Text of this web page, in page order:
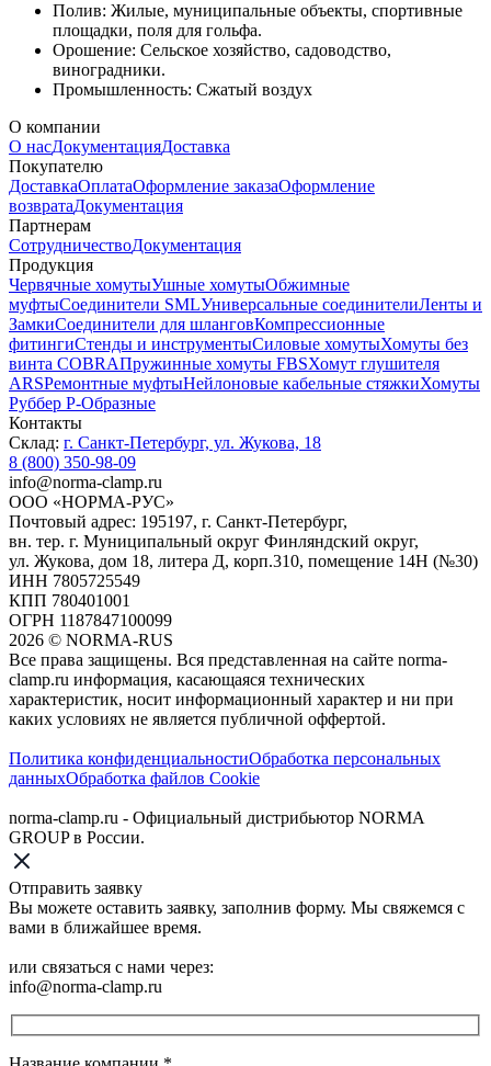
Полив: Жилые, муниципальные объекты, спортивные
площадки, поля для гольфа.
Орошение: Сельское хозяйство, садоводство,
виноградники.
Промышленность: Сжатый воздух
О компании
О насДокументацияДоставка
Покупателю
ДоставкаОплатаОформление заказаОформление
возвратаДокументация
Партнерам
СотрудничествоДокументация
Продукция
Червячные хомутыУшные хомутыОбжимные
муфтыСоединители SMLУниверсальные соединителиЛенты и
ЗамкиСоединители для шланговКомпрессионные
фитингиСтенды и инструментыСиловые хомутыХомуты без
винта COBRAПружинные хомуты FBSХомут глушителя
ARSРемонтные муфтыНейлоновые кабельные стяжкиХомуты
Руббер Р-Образные
Контакты
Склад: г. Санкт-Петербург, ул. Жукова, 18
8 (800) 350-98-09
info@norma-clamp.ru
ООО «НОРМА-РУС»
Почтовый адрес: 195197, г. Санкт-Петербург,
вн. тер. г. Муниципальный округ Финляндский округ,
ул. Жукова, дом 18, литера Д, корп.310, помещение 14Н (№30)
ИНН 7805725549
КПП 780401001
ОГРН 1187847100099
2026 © NORMA-RUS
Все права защищены. Вся представленная на сайте norma-
clamp.ru информация, касающаяся технических
характеристик, носит информационный характер и ни при
каких условиях не является публичной оффертой.‍
Политика конфиденциальностиОбработка персональных
данныхОбработка файлов Cookie
norma-clamp.ru - Официальный дистрибьютор NORMA
GROUP в России.
Отправить заявку
Вы можете оставить заявку, заполнив форму. Мы свяжемся с
вами в ближайшее время.
или связаться с нами через:
info@norma-clamp.ru